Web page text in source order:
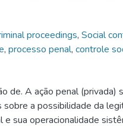
proceedings, Social
, processo penal, controle
de. A ação penal (privada)
a possibilidade da
e sua operacionalidade